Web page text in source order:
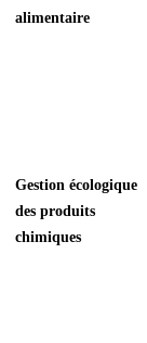
alimentaire
Gestion écologique
des produits
chimiques